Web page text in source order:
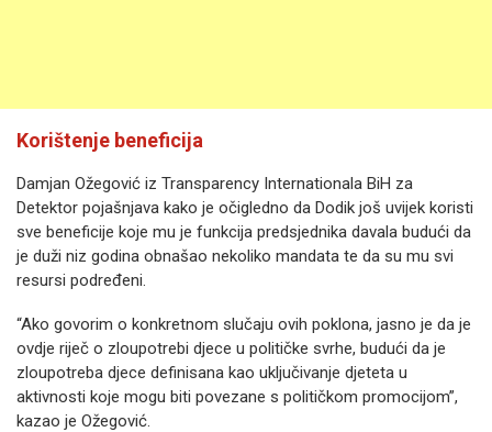
Korištenje beneficija
Damjan Ožegović iz Transparency Internationala BiH za
Detektor pojašnjava kako je očigledno da Dodik još uvijek koristi
sve beneficije koje mu je funkcija predsjednika davala budući da
je duži niz godina obnašao nekoliko mandata te da su mu svi
resursi podređeni.
“Ako govorim o konkretnom slučaju ovih poklona, jasno je da je
ovdje riječ o zloupotrebi djece u političke svrhe, budući da je
zloupotreba djece definisana kao uključivanje djeteta u
aktivnosti koje mogu biti povezane s političkom promocijom”,
kazao je Ožegović.